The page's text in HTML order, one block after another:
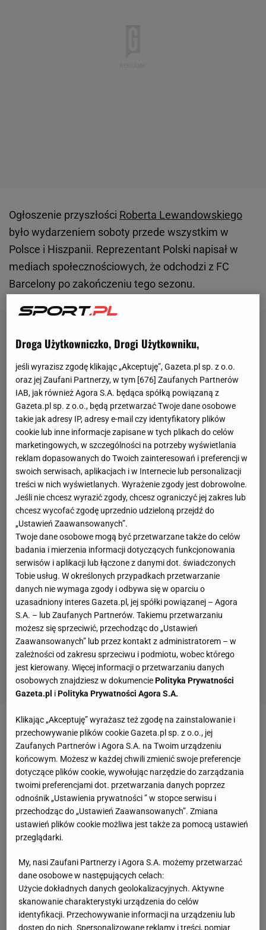
Ogłoszenie przyszłości Roberta Lewandowskiego
było wydarzeniem soboty przede wszystkim w
Polsce i Hiszpanii. Reprezentant Polski napisał w
mediach społecznościowych, że odchodzi z FC
Barcelony po zakończeniu tego sezonu.
Zobacz wideoKosecki o grze w Lechii: K***a, co ja
tutaj robię?!
Co oznacza odejście Roberta Lewandowskiego dla
budżetu FC Barcelony?
Hiszpański dziennik "Mundo Deportivo" zwrócił
oznacza dla klubu i jego możliwości finansowych na
transfery.
"Odejście Lewandowskiego stanowi smutną
Droga Użytkowniczko, Drogi Użytkowniku,
jeśli wyrazisz zgodę klikając „Akceptuję”, Gazeta.pl sp. z o.o.
oraz jej Zaufani Partnerzy, w tym [676] Zaufanych Partnerów
IAB, jak również Agora S.A. będąca spółką powiązaną z
Gazeta.pl sp. z o.o., będą przetwarzać Twoje dane osobowe
takie jak adresy IP, adresy e-mail czy identyfikatory plików
cookie lub inne informacje zapisane w tych plikach do celów
marketingowych, w szczególności na potrzeby wyświetlania
reklam dopasowanych do Twoich zainteresowań i preferencji w
swoich serwisach, aplikacjach i w Internecie lub personalizacji
treści w nich wyświetlanych. Wyrażenie zgody jest dobrowolne.
Jeśli nie chcesz wyrazić zgody, chcesz ograniczyć jej zakres lub
chcesz wycofać zgodę uprzednio udzieloną przejdź do
„Ustawień Zaawansowanych”.
Twoje dane osobowe mogą być przetwarzane także do celów
badania i mierzenia informacji dotyczących funkcjonowania
serwisów i aplikacji lub łączone z danymi dot. świadczonych
Tobie usług. W określonych przypadkach przetwarzanie
danych nie wymaga zgody i odbywa się w oparciu o
uzasadniony interes Gazeta.pl, jej spółki powiązanej – Agora
S.A. – lub Zaufanych Partnerów. Takiemu przetwarzaniu
możesz się sprzeciwić, przechodząc do „Ustawień
Zaawansowanych” lub przez kontakt z administratorem – w
zależności od zakresu sprzeciwu i podmiotu, wobec którego
jest kierowany. Więcej informacji o przetwarzaniu danych
osobowych znajdziesz w dokumenciePolityka Prywatności
Gazeta.pl iPolityka Prywatności Agora S.A.
Klikając „Akceptuję” wyrażasz też zgodę na zainstalowanie i
przechowywanie plików cookie Gazeta.pl sp. z o.o., jej
Zaufanych Partnerów i Agora S.A. na Twoim urządzeniu
końcowym. Możesz w każdej chwili zmienić swoje preferencje
dotyczące plików cookie, wywołując narzędzie do zarządzania
twoimi preferencjami dot. przetwarzania danych poprzez
odnośnik „Ustawienia prywatności ” w stopce serwisu i
przechodząc do „Ustawień Zaawansowanych”. Zmiana
ustawień plików cookie możliwa jest także za pomocą ustawień
przeglądarki.
My, nasi Zaufani Partnerzy i Agora S.A. możemy przetwarzać
dane osobowe w następujących celach:
Użycie dokładnych danych geolokalizacyjnych. Aktywne
skanowanie charakterystyki urządzenia do celów
identyfikacji. Przechowywanie informacji na urządzeniu lub
dostęp do nich. Spersonalizowane reklamy i treści, pomiar